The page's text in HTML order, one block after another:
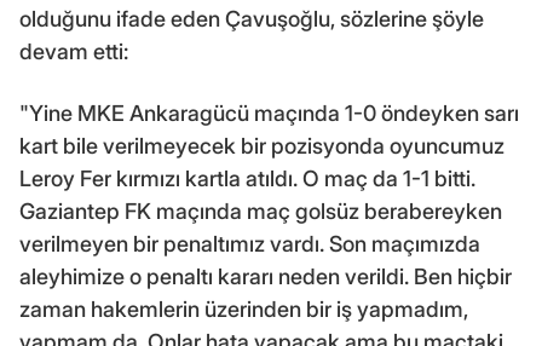
olduğunu ifade eden Çavuşoğlu, sözlerine şöyle
devam etti:
"Yine MKE Ankaragücü maçında 1-0 öndeyken sarı
kart bile verilmeyecek bir pozisyonda oyuncumuz
Leroy Fer kırmızı kartla atıldı. O maç da 1-1 bitti.
Gaziantep FK maçında maç golsüz berabereyken
verilmeyen bir penaltımız vardı. Son maçımızda
aleyhimize o penaltı kararı neden verildi. Ben hiçbir
zaman hakemlerin üzerinden bir iş yapmadım,